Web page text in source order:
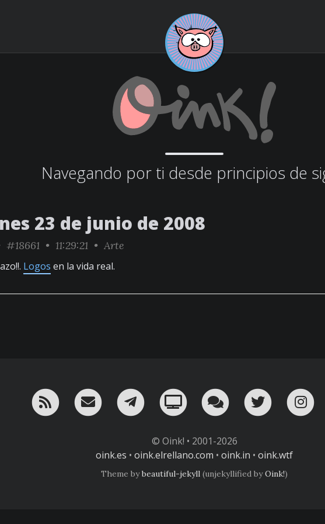
Navegando por ti desde principios de
23 de junio de 2008
#18661 • 11:29:21 • Arte
Logos en la vida real.
RSS ¡Mándame un email!
¡Nuestro canal en Telegram!
Oink! TV Charla conTwitter
© Oink! • 2001-2026
oink.es • oink.elrellano.com • oink.in • oink.wtf
Theme bybeautiful-jekyll (unjekyllified byOink!)